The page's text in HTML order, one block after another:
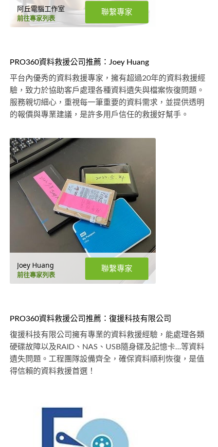
阿丘電腦工作室
前往專家列表
聯繫專家
PRO360資料救援公司推薦：Joey Huang
平台內優秀的資料救援專家，擁有超過20年的資料救援經
驗，致力於協助客戶處理各種資料遺失與檔案恢復問題。
服務親切細心，重視每一筆重要的資料需求，並提供透明
的報價與專業建議，是許多用戶信任的救援好幫手。
Joey Huang
前往專家列表
聯繫專家
PRO360資料救援公司推薦：復援科技有限公司
復援科技有限公司擁有專業的資料救援經驗，能處理各類
硬碟故障以及RAID、NAS、USB隨身碟及記憶卡…等資料
遺失問題。工程團隊設備齊全，確保資料順利恢復，是值
得信賴的資料救援首選！